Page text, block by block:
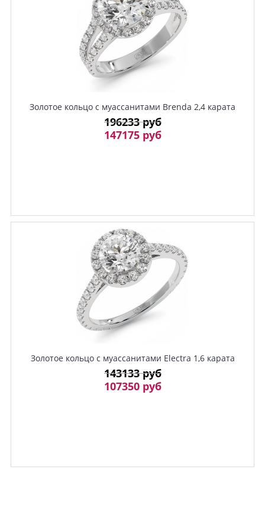
Золотое кольцо с муассанитами Brenda 2,4 карата
196233 руб
147175 руб
Золотое кольцо с муассанитами Electra 1,6 карата
143133 руб
107350 руб